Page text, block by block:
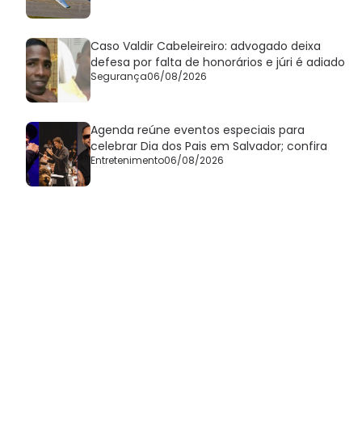
Caso Valdir Cabeleireiro: advogado deixa
defesa por falta de honorários e júri é adiado
Segurança06/08/2026
Agenda reúne eventos especiais para
celebrar Dia dos Pais em Salvador; confira
Entretenimento06/08/2026